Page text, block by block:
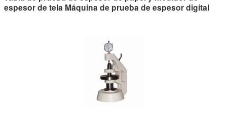
espesor de tela Máquina de prueba de espesor digital